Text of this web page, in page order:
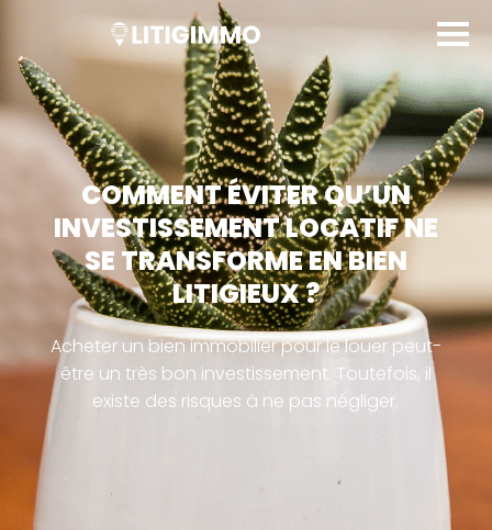
COMMENT ÉVITER QU’UN
INVESTISSEMENT LOCATIF NE
SE TRANSFORME EN BIEN
LITIGIEUX ?
Acheter un bien immobilier pour le louer peut-
être un très bon investissement. Toutefois, il
existe des risques à ne pas négliger.